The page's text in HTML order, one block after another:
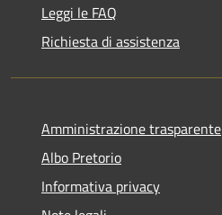
Leggi le FAQ
Richiesta di assistenza
Amministrazione trasparente
Albo Pretorio
Informativa privacy